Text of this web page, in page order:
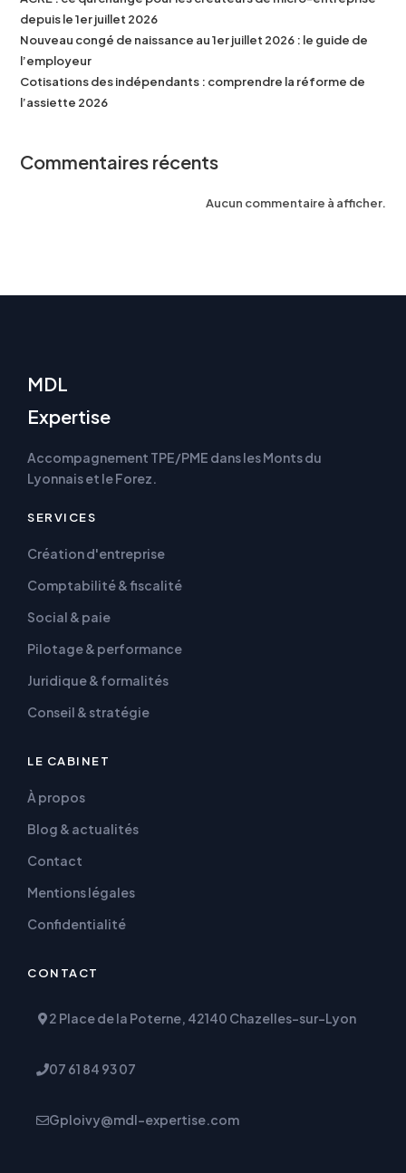
depuis le 1er juillet 2026
Nouveau congé de naissance au 1er juillet 2026 : le guide de
l’employeur
Cotisations des indépendants : comprendre la réforme de
l’assiette 2026
Commentaires récents
Aucun commentaire à afficher.
MDL
Expertise
Accompagnement TPE/PME dans les Monts du
Lyonnais et le Forez.
SERVICES
Création d'entreprise
Comptabilité & fiscalité
Social & paie
Pilotage & performance
Juridique & formalités
Conseil & stratégie
LE CABINET
À propos
Blog & actualités
Contact
Mentions légales
Confidentialité
CONTACT
2 Place de la Poterne, 42140 Chazelles-sur-Lyon
07 61 84 93 07
Gploivy@mdl-expertise.com